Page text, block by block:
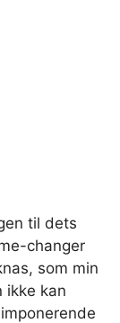
til dets
changer
som min
ikke kan